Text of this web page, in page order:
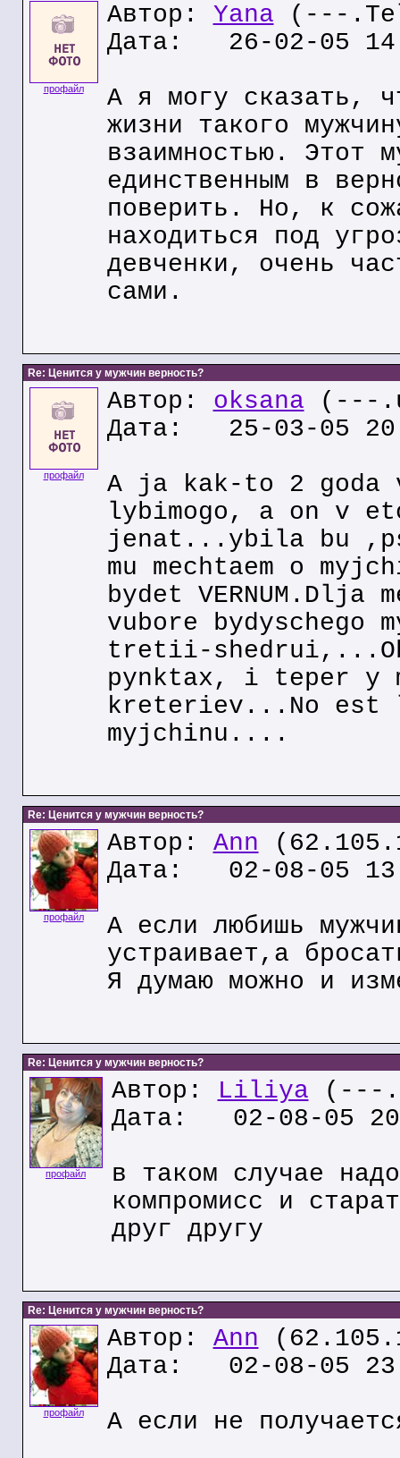
профайл
Автор: Yana (---
Дата: 26-02-05
А я могу сказать,
жизни такого
взаимностью. Этот
единственным в
поверить. Но, к
находиться под
девченки, очень
сами.
Re: Ценится у мужчин верность?
профайл
Автор: oksana (---
Дата: 25-03-05
A ja kak-to 2
lybimogo, a on v
jenat...ybila bu
mu mechtaem o
bydet
vubore
tretii-
pynktax, i teper y
kreteriev...No est
myjchinu....
Re: Ценится у мужчин верность?
профайл
Автор: Ann
Дата: 02-08-05
А если любишь
устраивает,а
Я думаю можно и
Re: Ценится у мужчин верность?
профайл
Автор: Liliya (---
Дата: 02-08-05
в таком случае
компромисс и
друг другу
Re: Ценится у мужчин верность?
профайл
Автор: Ann
Дата: 02-08-05
А если не